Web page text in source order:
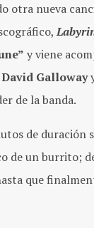
otra nueva
y viene
David Galloway
de la banda.
de duración
de un burrito;
que